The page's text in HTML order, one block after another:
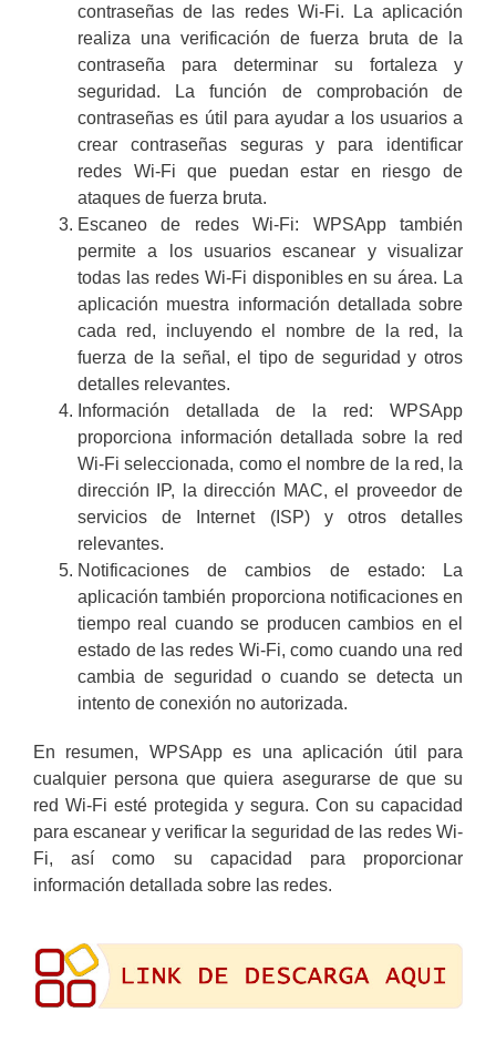
contraseñas de las redes Wi-Fi. La aplicación
realiza una verificación de fuerza bruta de la
contraseña para determinar su fortaleza y
seguridad. La función de comprobación de
contraseñas es útil para ayudar a los usuarios a
crear contraseñas seguras y para identificar
redes Wi-Fi que puedan estar en riesgo de
ataques de fuerza bruta.
Escaneo de redes Wi-Fi: WPSApp también
permite a los usuarios escanear y visualizar
todas las redes Wi-Fi disponibles en su área. La
aplicación muestra información detallada sobre
cada red, incluyendo el nombre de la red, la
fuerza de la señal, el tipo de seguridad y otros
detalles relevantes.
Información detallada de la red: WPSApp
proporciona información detallada sobre la red
Wi-Fi seleccionada, como el nombre de la red, la
dirección IP, la dirección MAC, el proveedor de
servicios de Internet (ISP) y otros detalles
relevantes.
Notificaciones de cambios de estado: La
aplicación también proporciona notificaciones en
tiempo real cuando se producen cambios en el
estado de las redes Wi-Fi, como cuando una red
cambia de seguridad o cuando se detecta un
intento de conexión no autorizada.
En resumen, WPSApp es una aplicación útil para
cualquier persona que quiera asegurarse de que su
red Wi-Fi esté protegida y segura. Con su capacidad
para escanear y verificar la seguridad de las redes Wi-
Fi, así como su capacidad para proporcionar
información detallada sobre las redes.